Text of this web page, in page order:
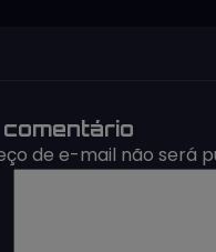
de e-mail não será